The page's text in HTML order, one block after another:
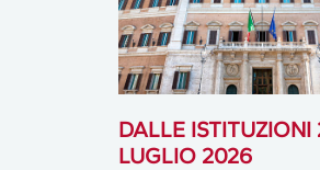
DALLE ISTITUZIONI
LUGLIO 2026